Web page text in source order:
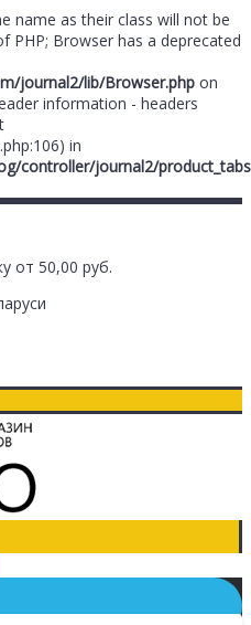
name as their class will not be
PHP; Browser has a deprecated
journal2/lib/Browser.php on
information - headers
in
controller/journal2/
от 50,00 руб.